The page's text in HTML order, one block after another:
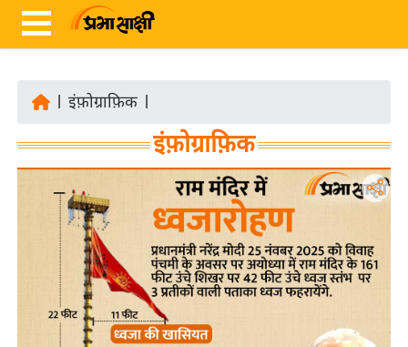
ज़ा
ख
इंफ़ोग्राफ़िक
इंफ़ोग्राफ़िक